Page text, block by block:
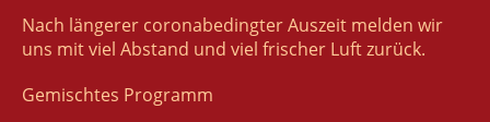
Nach längerer coronabedingter Auszeit melden wir
uns mit viel Abstand und viel frischer Luft zurück.
Gemischtes Programm